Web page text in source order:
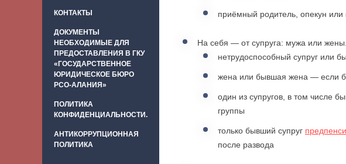
КОНТАКТЫ
ДОКУМЕНТЫ
НЕОБХОДИМЫЕ ДЛЯ
ПРЕДОСТАВЛЕНИЯ В ГКУ
«ГОСУДАРСТВЕННОЕ
ЮРИДИЧЕСКОЕ БЮРО
РСО-АЛАНИЯ»
ПОЛИТИКА
КОНФИДЕНЦИАЛЬНОСТИ.
АНТИКОРРУПЦИОННАЯ
ПОЛИТИКА
приёмный родитель, опекун или
На себя — от супруга: мужа или
нетрудоспособный супруг или
жена или бывшая жена — если
один из супругов, в том числе
группы
только бывший супруг
после развода